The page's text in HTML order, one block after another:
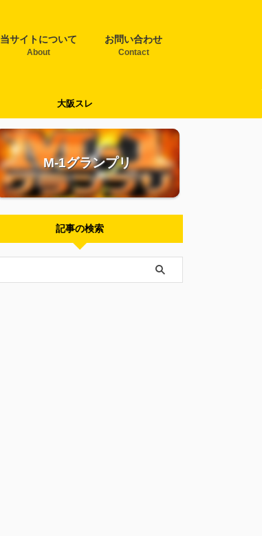
当サイトについて
About
お問い合わせ
Contact
大阪スレ
M-1グランプリ
記事の検索